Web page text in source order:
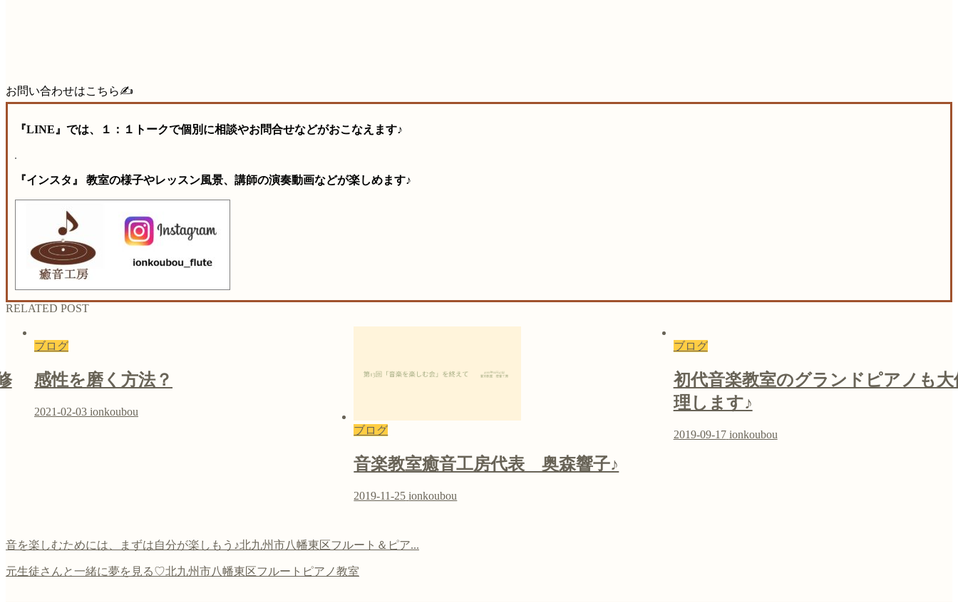
お問い合わせはこちら✍️
『LINE』では、１：１トークで個別に相談やお問合せなどがおこなえます♪
『インスタ』 教室の様子やレッスン風景、講師の演奏動画などが楽しめます♪
RELATED POST
ブログ
感性を磨く方法？
2021-02-03 ionkoubou
ブログ
音楽教室癒音工房代表 奥森響子♪
2019-11-25 ionkoubou
ブログ
初代音楽教室のグランドピアノも大
理します♪
2019-09-17 ionkoubou
音を楽しむためには、まずは自分が楽しもう♪北九州市八幡東区フルート＆ピア...
元生徒さんと一緒に夢を見る♡北九州市八幡東区フルートピアノ教室